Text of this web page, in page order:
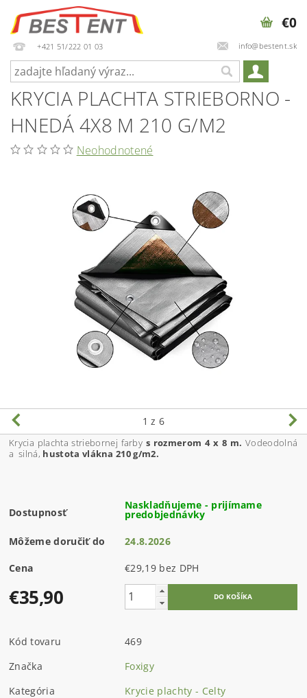
+421 51/222 01 03 info@bestent.sk
€0
KRYCIA PLACHTA STRIEBORNO -
HNEDÁ 4X8 M 210 G/M2
Neohodnotené
1 z 6
Krycia plachta striebornej farby s rozmerom 4 x 8 m. Vodeodolná
a silná, hustota vlákna 210 g/m2.
Dostupnosť
Naskladňujeme - prijímame
predobjednávky
Môžeme doručiť do 24.8.2026
Cena €29,19 bez DPH
€35,90
Kód tovaru
469
Značka
Foxigy
Kategória
Krycie plachty - Celty